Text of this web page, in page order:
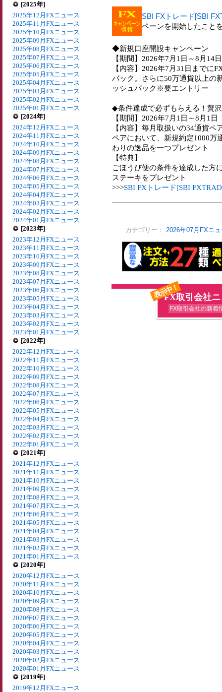
[2025年]
2025年12月FXニュース
2025年11月FXニュース
2025年10月FXニュース
2025年09月FXニュース
2025年08月FXニュース
2025年07月FXニュース
2025年06月FXニュース
2025年05月FXニュース
2025年04月FXニュース
2025年03月FXニュース
2025年02月FXニュース
2025年01月FXニュース
[2024年]
2024年12月FXニュース
2024年11月FXニュース
2024年10月FXニュース
2024年09月FXニュース
2024年08月FXニュース
2024年07月FXニュース
2024年06月FXニュース
2024年05月FXニュース
2024年04月FXニュース
2024年03月FXニュース
2024年02月FXニュース
2024年01月FXニュース
[2023年]
2023年12月FXニュース
2023年11月FXニュース
2023年10月FXニュース
2023年09月FXニュース
2023年08月FXニュース
2023年07月FXニュース
2023年06月FXニュース
2023年05月FXニュース
2023年04月FXニュース
2023年03月FXニュース
2023年02月FXニュース
2023年01月FXニュース
[2022年]
2022年12月FXニュース
2022年11月FXニュース
2022年10月FXニュース
2022年09月FXニュース
2022年08月FXニュース
2022年07月FXニュース
2022年06月FXニュース
2022年05月FXニュース
2022年04月FXニュース
2022年03月FXニュース
2022年02月FXニュース
2022年01月FXニュース
[2021年]
2021年12月FXニュース
2021年11月FXニュース
2021年10月FXニュース
2021年09月FXニュース
2021年08月FXニュース
2021年07月FXニュース
2021年06月FXニュース
2021年05月FXニュース
2021年04月FXニュース
2021年03月FXニュース
2021年02月FXニュース
2021年01月FXニュース
[2020年]
2020年12月FXニュース
2020年11月FXニュース
2020年10月FXニュース
2020年09月FXニュース
2020年08月FXニュース
2020年07月FXニュース
2020年06月FXニュース
2020年05月FXニュース
2020年04月FXニュース
2020年03月FXニュース
2020年02月FXニュース
2020年01月FXニュース
[2019年]
2019年12月FXニュース
SBI FXトレード[SBI
ペーンを開始したこと
◆新規口座開設キャンペーン
【期間】2026年7月1日～8月14日
【内容】2026年7月31日までに
バック。さらに50万通貨以上の
ッシュバック※要エントリー
◆条件達成で必ずもらえる！贅
【期間】2026年7月1日～8月1日
【内容】毎月取扱いの34通貨ペ
ペアにおいて、新規約定1000万
わりの逸品を一つプレゼント
【特典】
ごほうび便の条件を達成した方
ステーキをプレゼント
>>>SBI FXトレード[SBI
カテゴリー： 2026年07月FXニ
表示中！
FX取引会社
FX取引会社の新着